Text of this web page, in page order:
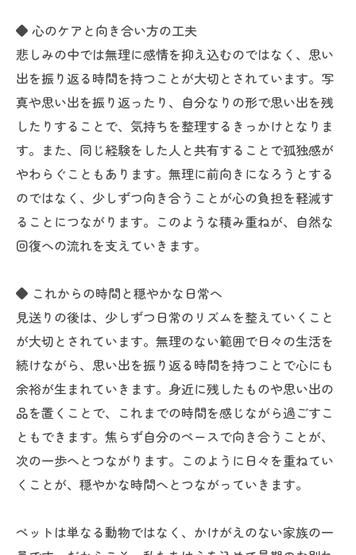
◆ 心のケアと向き合い方の工夫
悲しみの中では無理に感情を抑え込むのではなく、思い
出を振り返る時間を持つことが大切とされています。写
真や思い出を振り返ったり、自分なりの形で思い出を残
したりすることで、気持ちを整理するきっかけとなりま
す。また、同じ経験をした人と共有することで孤独感が
やわらぐこともあります。無理に前向きになろうとする
のではなく、少しずつ向き合うことが心の負担を軽減す
ることにつながります。このような積み重ねが、自然な
回復への流れを支えていきます。
◆ これからの時間と穏やかな日常へ
見送りの後は、少しずつ日常のリズムを整えていくこと
が大切とされています。無理のない範囲で日々の生活を
続けながら、思い出を振り返る時間を持つことで心にも
余裕が生まれていきます。身近に残したものや思い出の
品を置くことで、これまでの時間を感じながら過ごすこ
ともできます。焦らず自分のペースで向き合うことが、
次の一歩へとつながります。このように日々を重ねてい
くことが、穏やかな時間へとつながっていきます。
ペットは単なる動物ではなく、かけがえのない家族の一